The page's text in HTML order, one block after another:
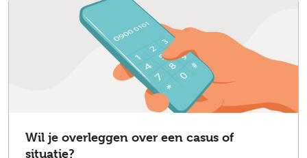
Wil je overleggen over een casus of
situatie?